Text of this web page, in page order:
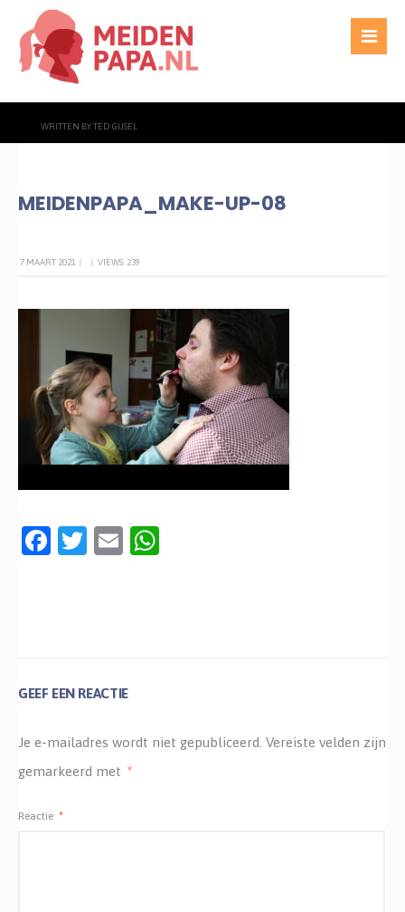
WRITTEN BYTED GIJSEL
MEIDENPAPA_MAKE-UP-08
7 MAART 2021 | | VIEWS: 239
Facebook
Twitter
Email
GEEF EEN REACTIE
Je e-mailadres wordt niet gepubliceerd. Vereiste velden zijn
gemarkeerd met *
Reactie *